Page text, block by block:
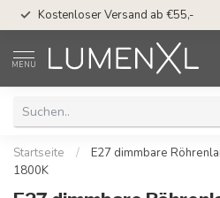
Kostenloser Versand ab €55,-
MENU
Startseite /
E27 dimmbare
1800K